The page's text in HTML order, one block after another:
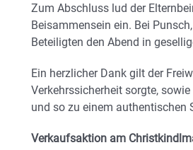
Zum Abschluss lud der
Beisammensein ein. Bei
Beteiligten den Abend in
Ein herzlicher Dank gilt der
Verkehrssicherheit sorgte,
und so zu einem authentischen
Verkaufsaktion am